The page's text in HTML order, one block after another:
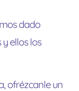
dado
ellos los
ofrézcanle un